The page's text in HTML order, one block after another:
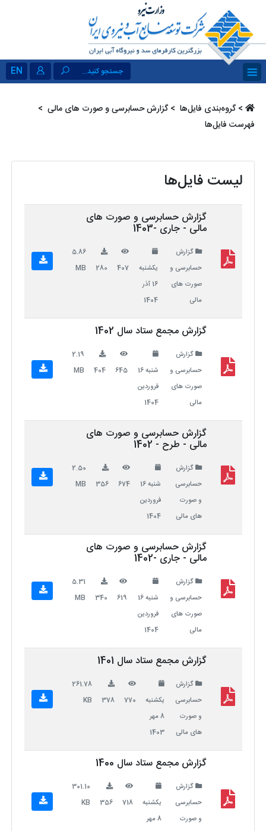
EN جستجو کنید...
>گروه‌بندی فایل‌ها ‏ >گزارش حسابرسی و صورت های مالی ‏ >
فهرست فایل‌ها
لیست فایل‌ها
گزارش حسابرسی و صورت های
مالی - جاری -1403
گزارش
حسابرسی و
صورت های
مالی
یکشنبه
16 آذر
1404
407
280
5.86
MB
گزارش مجمع ستاد سال 1402
گزارش
حسابرسی و
صورت های
مالی
شنبه 16
فروردین
1404
645
404
2.19
MB
گزارش حسابرسی و صورت های
مالی - طرح - 1402
گزارش
حسابرسی
و صورت
های مالی
شنبه 16
فروردین
1404
674
356
2.50
MB
گزارش حسابرسی و صورت های
مالی - جاری -1402
گزارش
حسابرسی و
صورت های
مالی
شنبه 16
فروردین
1404
619
340
5.31
MB
گزارش مجمع ستاد سال 1401
گزارش
حسابرسی
و صورت
های مالی
یکشنبه
8 مهر
1403
770
378
261.78
KB
گزارش مجمع ستاد سال 1400
گزارش
حسابرسی
و صورت
یکشنبه
8 مهر
718
356
301.10
KB